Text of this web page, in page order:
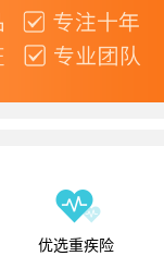
优选重疾险